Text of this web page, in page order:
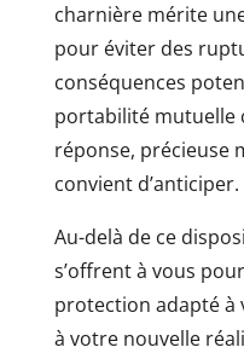
charnière mérite
pour éviter des
conséquences
portabilité mutuelle
réponse, précieuse
convient d’anticiper.
Au-delà de ce
s’offrent à vous
protection adapté à
à votre nouvelle